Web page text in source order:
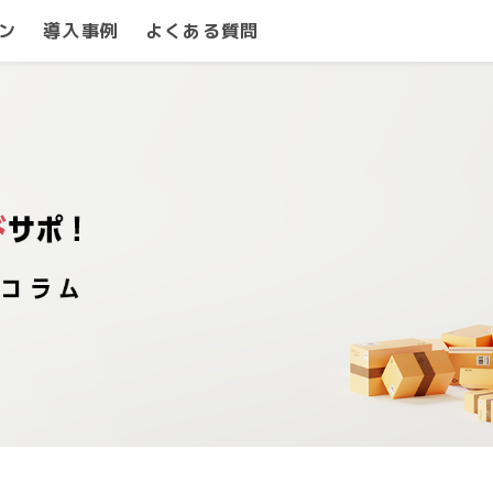
導入事例 よくある質問